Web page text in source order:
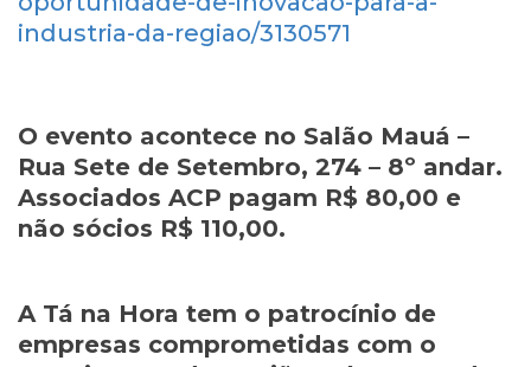
industria-da-regiao/3130571
O evento acontece no Salão Mauá –
Rua Sete de Setembro, 274 – 8º andar.
Associados ACP pagam R$ 80,00 e
não sócios R$ 110,00.
A Tá na Hora tem o patrocínio de
empresas comprometidas com o